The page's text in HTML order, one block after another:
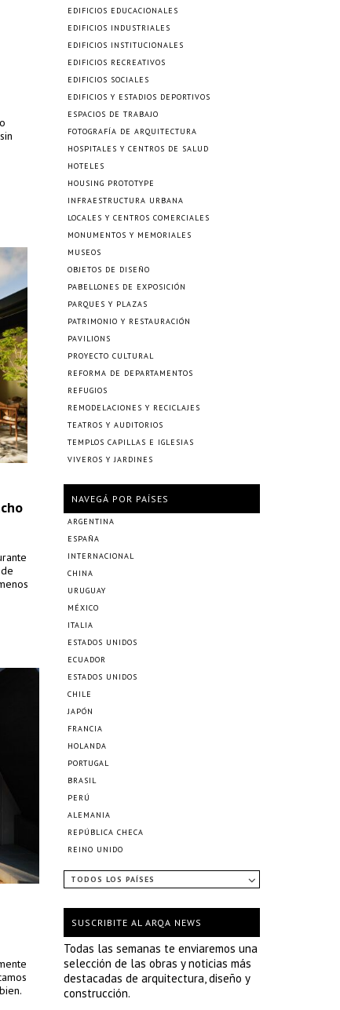
EDIFICIOS EDUCACIONALES
EDIFICIOS INDUSTRIALES
EDIFICIOS INSTITUCIONALES
EDIFICIOS RECREATIVOS
EDIFICIOS SOCIALES
EDIFICIOS Y ESTADIOS DEPORTIVOS
ESPACIOS DE TRABAJO
FOTOGRAFÍA DE ARQUITECTURA
HOSPITALES Y CENTROS DE SALUD
HOTELES
HOUSING PROTOTYPE
INFRAESTRUCTURA URBANA
LOCALES Y CENTROS COMERCIALES
MONUMENTOS Y MEMORIALES
MUSEOS
OBJETOS DE DISEÑO
PABELLONES DE EXPOSICIÓN
PARQUES Y PLAZAS
PATRIMONIO Y RESTAURACIÓN
PAVILIONS
PROYECTO CULTURAL
REFORMA DE DEPARTAMENTOS
REFUGIOS
REMODELACIONES Y RECICLAJES
TEATROS Y AUDITORIOS
TEMPLOS CAPILLAS E IGLESIAS
VIVEROS Y JARDINES
NAVEGÁ POR PAÍSES
ARGENTINA
ESPAÑA
INTERNACIONAL
CHINA
URUGUAY
MÉXICO
ITALIA
ESTADOS UNIDOS
ECUADOR
ESTADOS UNIDOS
CHILE
JAPÓN
FRANCIA
HOLANDA
PORTUGAL
BRASIL
PERÚ
ALEMANIA
REPÚBLICA CHECA
REINO UNIDO
TODOS LOS PAÍSES
SUSCRIBITE AL ARQA NEWS
Todas las semanas te enviaremos una
selección de las obras y noticias más
destacadas de arquitectura, diseño y
construcción.